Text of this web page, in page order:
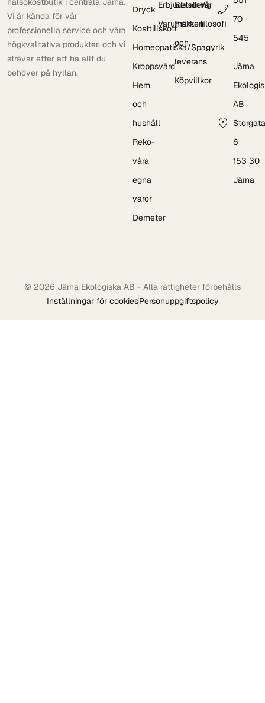
Vi är kända för vår
professionella service och våra
högkvalitativa produkter, och vi
strävar efter att ha allt du
behöver på hyllan.
Dryck
Kosttillskott
Homeopatiska/Spagyrik
Kroppsvård
Hem
och
hushåll
Reko-
våra
egna
varor
Demeter
Erbjudanden
Varumärken
Betalning
Frakt
och
leverans
Köpvillkor
Vår
filosofi
70
545
Järna
AB
6
153 30
Järna
© 2026 Järna Ekologiska AB - Alla rättigheter förbehålls
Inställningar för cookiesPersonuppgiftspolicy